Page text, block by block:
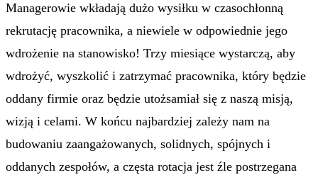
Managerowie wkładają dużo wysiłku w czasochłonną
rekrutację pracownika, a niewiele w odpowiednie jego
wdrożenie na stanowisko! Trzy miesiące wystarczą, aby
wdrożyć, wyszkolić i zatrzymać pracownika, który będzie
oddany firmie oraz będzie utożsamiał się z naszą misją,
wizją i celami. W końcu najbardziej zależy nam na
budowaniu zaangażowanych, solidnych, spójnych i
oddanych zespołów, a częsta rotacja jest źle postrzegana